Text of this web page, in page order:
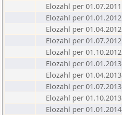
Elozahl per 01.07.2011
Elozahl per 01.01.2012
Elozahl per 01.04.2012
Elozahl per 01.07.2012
Elozahl per 01.10.2012
Elozahl per 01.01.2013
Elozahl per 01.04.2013
Elozahl per 01.07.2013
Elozahl per 01.10.2013
Elozahl per 01.01.2014